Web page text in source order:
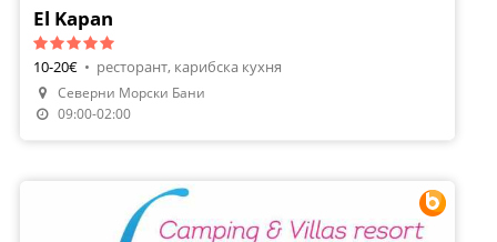
Направи Резервация
El Kapan
10-20€ • ресторант, карибска кухня
Северни Морски Бани
09:00-02:00